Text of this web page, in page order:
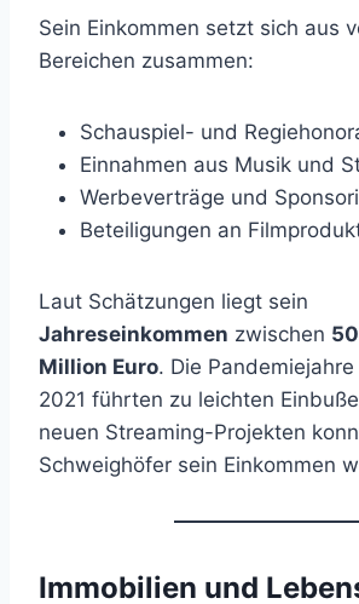
Sein Einkommen setzt sich aus
Bereichen zusammen:
Schauspiel- und
Einnahmen aus Musik und
Werbeverträge und
Beteiligungen an
Laut Schätzungen liegt sein
Jahreseinkommen zwischen
Million Euro. Die
2021 führten zu leichten
neuen Streaming-Projekten
Schweighöfer sein Einkommen
Immobilien und